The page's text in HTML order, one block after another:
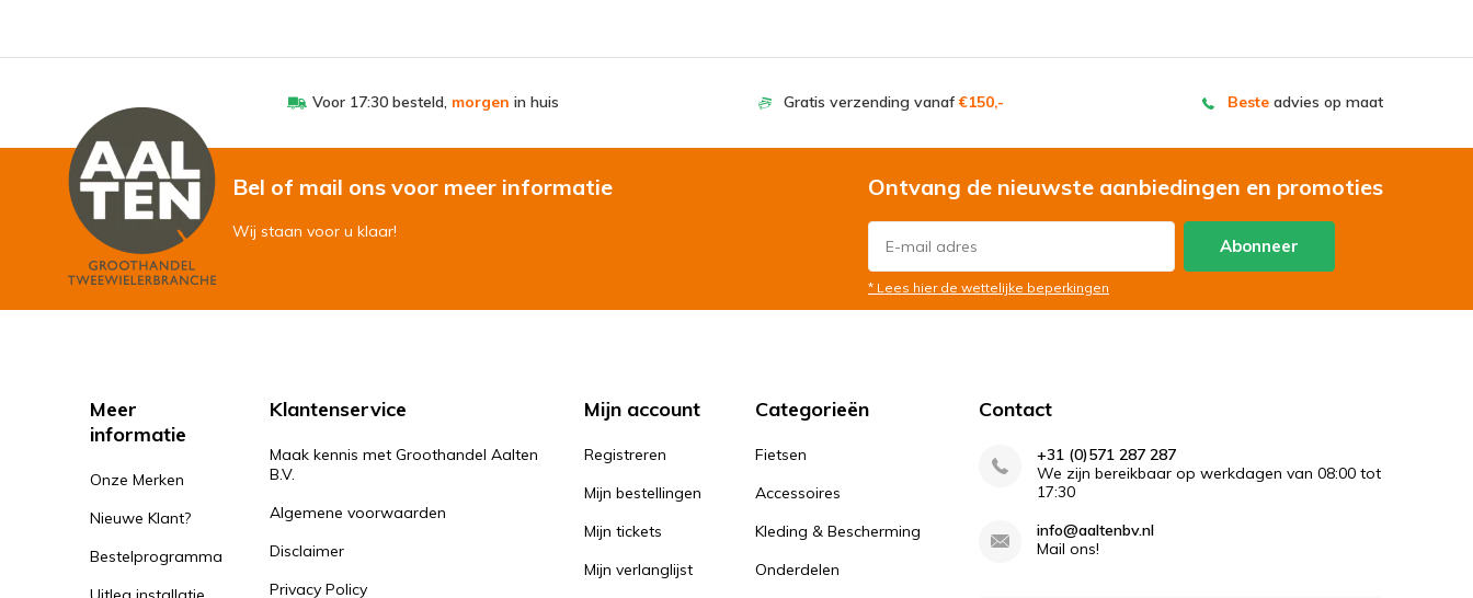
Voor 17:30 besteld, morgen in huis Gratis verzending vanaf€150,- Beste advies op maat
Bel of mail ons voor meer informatie
Wij staan voor u klaar!
Ontvang de nieuwste aanbiedingen en promoties
Abonneer
* Lees hier de wettelijke beperkingen
Meer
informatie
Onze Merken
Nieuwe Klant?
Bestelprogramma
Klantenservice
Maak kennis met Groothandel Aalten
B.V.
Algemene voorwaarden
Disclaimer
Privacy Policy
Mijn account
Registreren
Mijn bestellingen
Mijn tickets
Mijn verlanglijst
Categorieën
Fietsen
Accessoires
Kleding & Bescherming
Onderdelen
Contact
+31 (0)571 287 287
We zijn bereikbaar op werkdagen van 08:00 tot
17:30
info@aaltenbv.nl
Mail ons!